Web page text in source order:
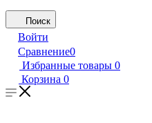
Поиск
Войти
Сравнение0
Избранные товары 0
Корзина 0